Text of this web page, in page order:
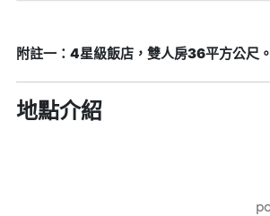
附註一：4星級飯店，雙人房36平方公尺。
地點介紹